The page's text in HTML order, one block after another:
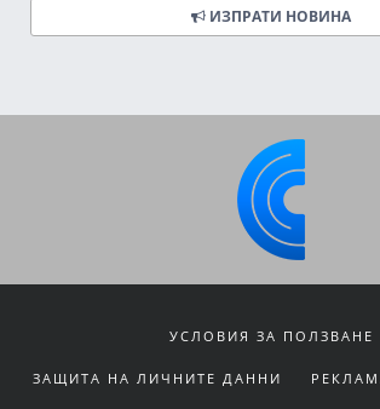
ИЗПРАТИ НОВИНА
УСЛОВИЯ ЗА ПОЛЗВАНЕ
ЗАЩИТА НА ЛИЧНИТЕ ДАННИ